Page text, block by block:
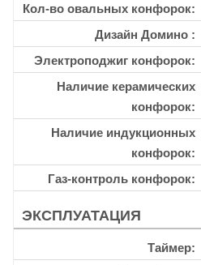
Кол-во овальных конфорок
Дизайн Домино
Электроподжиг конфорок
Наличие керамических
конфорок
Наличие индукционных
конфорок
Газ-контроль конфорок
ЭКСПЛУАТАЦИЯ
Таймер